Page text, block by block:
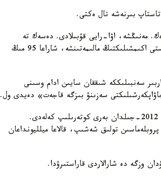
بىرنەشە تال ەكتى.
كورسەتۋى كەرەك. مەنىڭشە، اۋا-رايى قۇبىلادى. دەسەك تە
سەنبىلىككە ءبىراز قاۋىم جينالدى» دەدى ول. سەنبىلىككە قاتىستى اكىمشىلىكتىڭ مالىمەتىنشە، شاراعا 95 مىڭ
سەنبىلىككە شىققان سايىن ادام وسىنى
سەزىنۋ بىزگە قاجەت» دەيدى ول.
ەسكە سالايىق، استانانى كۇمبەزبەن قالقالاۋ يدەياسى ب ا ق-تا 2012-جىلدان بەرى كوتەرىلىپ كەلەدى.
تولىق شەشىپ، قالاعا ميلليونداعان
وزگە دە شارالاردى قاراستىرۋدا.